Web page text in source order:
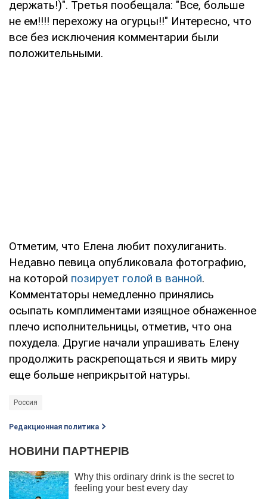
держать!)". Третья пообещала: "Все, больше
не ем!!!! перехожу на огурцы!!" Интересно, что
все без исключения комментарии были
положительными.
Отметим, что Елена любит похулиганить.
Недавно певица опубликовала фотографию,
на которой позирует голой в ванной.
Комментаторы немедленно принялись
осыпать комплиментами изящное обнаженное
плечо исполнительницы, отметив, что она
похудела. Другие начали упрашивать Елену
продолжить раскрепощаться и явить миру
еще больше неприкрытой натуры.
Россия
Редакционная политика